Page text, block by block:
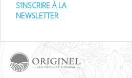
S’INSCRIRE À LA
NEWSLETTER